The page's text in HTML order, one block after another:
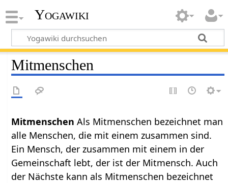
Yogawiki
Mitmenschen
Mitmenschen‏‎Als Mitmenschen bezeichnet man
alle Menschen, die mit einem zusammen sind.
Ein Mensch, der zusammen mit einem in der
Gemeinschaft lebt, der ist der Mitmensch. Auch
der Nächste kann als Mitmenschen bezeichnet